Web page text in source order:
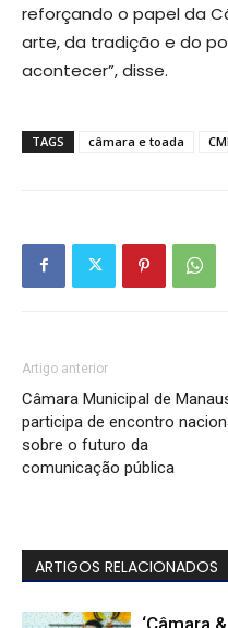
reforçando o papel da
arte, da tradição e do
acontecer”, disse.
TAGS câmara e toada
Artigo anterior
Câmara Municipal de
participa de encontro
sobre o futuro da
comunicação pública
ARTIGOS RELACIONADOS
‘Câmara